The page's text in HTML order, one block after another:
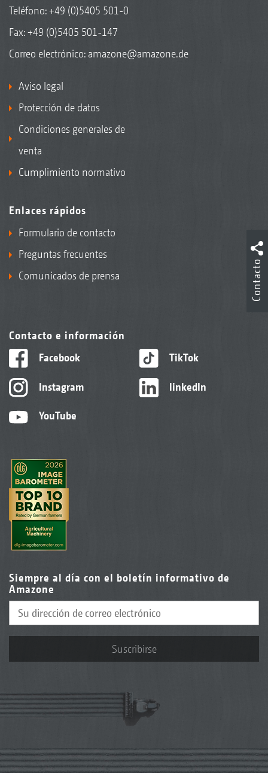
Teléfono:+49 (0)5405 501-0
Fax: +49 (0)5405 501-147
Correo electrónico: amazone@amazone.de
Aviso legal
Protección de datos
Condiciones generales de
venta
Cumplimiento normativo
Enlaces rápidos
Formulario de contacto
Preguntas frecuentes
Comunicados de prensa
Contacto e información
Facebook
Instagram
YouTube
TikTok
linkedIn
Siempre al día con el boletín informativo de
Amazone
Suscribirse
Contacto